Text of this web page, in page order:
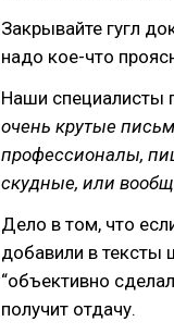
Закрывайте гугл
надо кое-что
Наши специалисты
очень крутые
профессионалы,
скудные, или
Дело в том, что
добавили в тексты
“объективно
получит отдачу.